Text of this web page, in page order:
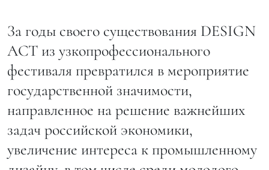
За годы своего существования DESIGN
ACT из узкопрофессионального
фестиваля превратился в мероприятие
государственной значимости,
направленное на решение важнейших
задач российской экономики,
увеличение интереса к промышленному